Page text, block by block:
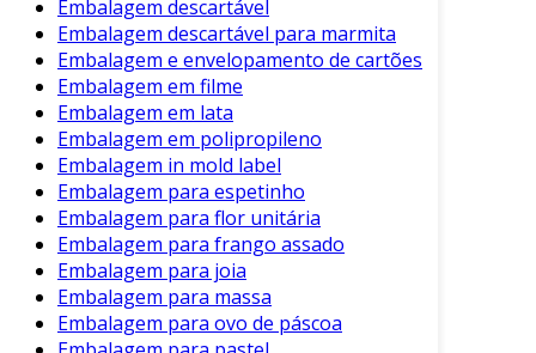
Embalagem descartável
Embalagem descartável para marmita
Embalagem e envelopamento de cartões
Embalagem em filme
Embalagem em lata
Embalagem em polipropileno
Embalagem in mold label
Embalagem para espetinho
Embalagem para flor unitária
Embalagem para frango assado
Embalagem para joia
Embalagem para massa
Embalagem para ovo de páscoa